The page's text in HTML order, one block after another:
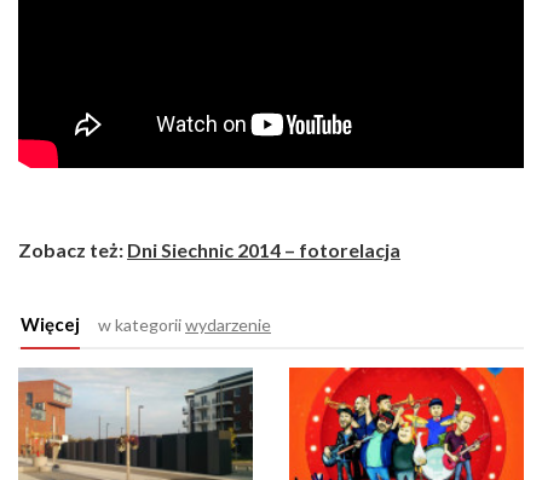
Zobacz też: Dni Siechnic 2014 – fotorelacja
Więcej w kategoriiwydarzenie